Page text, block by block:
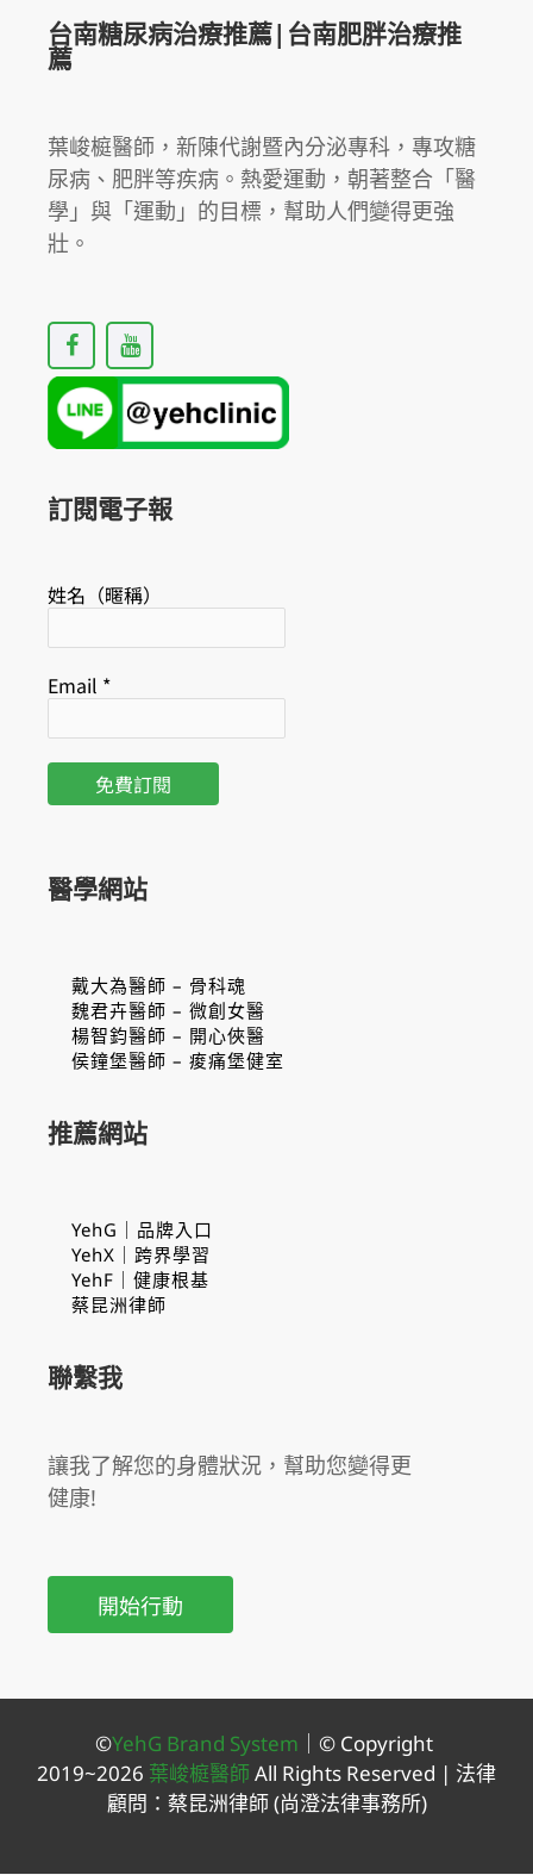
台南糖尿病治療推薦|台南肥胖治療推
薦
葉峻榳醫師，新陳代謝暨內分泌專科，專攻糖
尿病、肥胖等疾病。熱愛運動，朝著整合「醫
學」與「運動」的目標，幫助人們變得更強
壯。
F
a
c
e
b
o
k
Y
o
u
t
u
b
訂閱電子報
姓名（暱稱）
Email *
醫學網站
戴大為醫師 – 骨科魂
魏君卉醫師 – 微創女醫
楊智鈞醫師 – 開心俠醫
侯鐘堡醫師 – 痠痛堡健室
推薦網站
YehG｜品牌入口
YehX｜跨界學習
YehF｜健康根基
蔡昆洲律師
聯繫我
讓我了解您的身體狀況，幫助您變得更
健康!
開始行動
©YehG Brand System
© Copyright
2019~2026 葉峻榳醫師 All Rights Reserved | 法律
顧問：蔡昆洲律師(尚澄法律事務所)